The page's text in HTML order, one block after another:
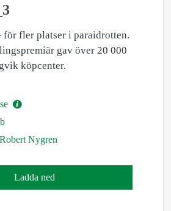
för fler platser i paraidrotten.
gav över 20 000
köpcenter.
Robert Nygren
Ladda ned